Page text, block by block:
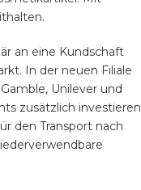
an eine Kundschaft
In der neuen Filiale
Unilever und
zusätzlich investieren
den Transport nach